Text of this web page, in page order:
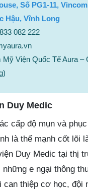
Số PG1-11,
Hậu, Vĩnh Long
082 222
Mỹ Viện Quốc Tế Aura
Duy Medic
cấp độ mụn và
là thế mạnh cốt lõi
Duy Medic tại thị
những e ngại thông
can thiệp cơ học, đội